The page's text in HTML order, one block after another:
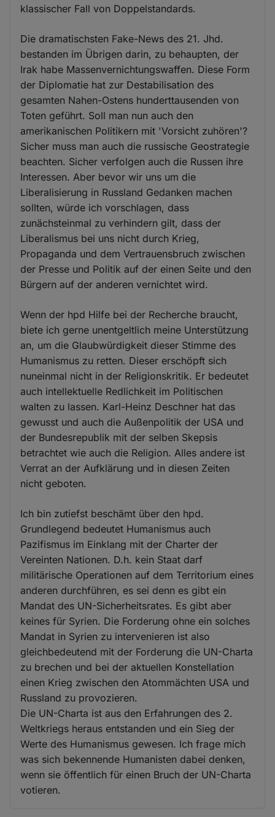
klassischer Fall von Doppelstandards.
Die dramatischsten Fake-News des 21. Jhd.
bestanden im Übrigen darin, zu behaupten, der
Irak habe Massenvernichtungswaffen. Diese Form
der Diplomatie hat zur Destabilisation des
gesamten Nahen-Ostens hunderttausenden von
Toten geführt. Soll man nun auch den
amerikanischen Politikern mit 'Vorsicht zuhören'?
Sicher muss man auch die russische Geostrategie
beachten. Sicher verfolgen auch die Russen ihre
Interessen. Aber bevor wir uns um die
Liberalisierung in Russland Gedanken machen
sollten, würde ich vorschlagen, dass
zunächsteinmal zu verhindern gilt, dass der
Liberalismus bei uns nicht durch Krieg,
Propaganda und dem Vertrauensbruch zwischen
der Presse und Politik auf der einen Seite und den
Bürgern auf der anderen vernichtet wird.
Wenn der hpd Hilfe bei der Recherche braucht,
biete ich gerne unentgeltlich meine Unterstützung
an, um die Glaubwürdigkeit dieser Stimme des
Humanismus zu retten. Dieser erschöpft sich
nuneinmal nicht in der Religionskritik. Er bedeutet
auch intellektuelle Redlichkeit im Politischen
walten zu lassen. Karl-Heinz Deschner hat das
gewusst und auch die Außenpolitik der USA und
der Bundesrepublik mit der selben Skepsis
betrachtet wie auch die Religion. Alles andere ist
Verrat an der Aufklärung und in diesen Zeiten
nicht geboten.
Ich bin zutiefst beschämt über den hpd.
Grundlegend bedeutet Humanismus auch
Pazifismus im Einklang mit der Charter der
Vereinten Nationen. D.h. kein Staat darf
militärische Operationen auf dem Territorium eines
anderen durchführen, es sei denn es gibt ein
Mandat des UN-Sicherheitsrates. Es gibt aber
keines für Syrien. Die Forderung ohne ein solches
Mandat in Syrien zu intervenieren ist also
gleichbedeutend mit der Forderung die UN-Charta
zu brechen und bei der aktuellen Konstellation
einen Krieg zwischen den Atommächten USA und
Russland zu provozieren.
Die UN-Charta ist aus den Erfahrungen des 2.
Weltkriegs heraus entstanden und ein Sieg der
Werte des Humanismus gewesen. Ich frage mich
was sich bekennende Humanisten dabei denken,
wenn sie öffentlich für einen Bruch der UN-Charta
votieren.